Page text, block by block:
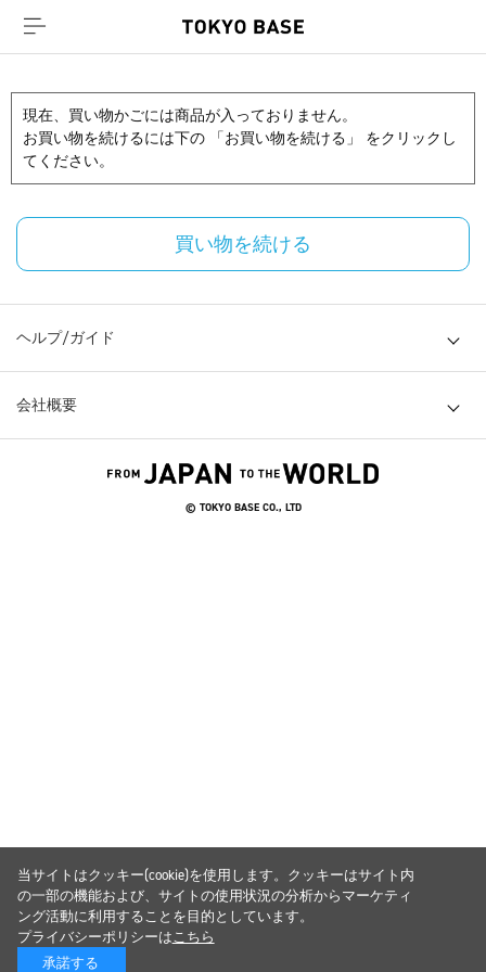
現在、買い物かごには商品が入っておりません。
お買い物を続けるには下の 「お買い物を続ける」 をクリックし
てください。
買い物を続ける
ヘルプ/ガイド
会社概要
© TOKYO BASE CO., LTD
当サイトはクッキー(cookie)を使用します。クッキーはサイト内
の一部の機能および、サイトの使用状況の分析からマーケティ
ング活動に利用することを目的としています。
プライバシーポリシーはこちら
承諾する